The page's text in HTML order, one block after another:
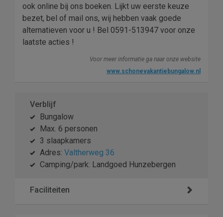
ook online bij ons boeken. Lijkt uw eerste keuze
bezet, bel of mail ons, wij hebben vaak goede
alternatieven voor u ! Bel 0591-513947 voor onze
laatste acties !
Voor meer informatie ga naar onze website
www.schonevakantiebungalow.nl
Verblijf
Bungalow
Max. 6 personen
3 slaapkamers
Adres: Valtherweg 36
Camping/park: Landgoed Hunzebergen
Faciliteiten